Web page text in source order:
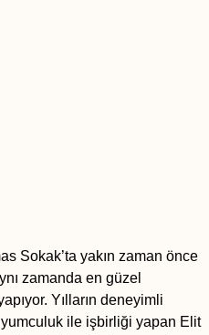
Sokak’ta yakın zaman önce
zamanda en güzel
Yılların deneyimli
ile işbirliği yapan Elit